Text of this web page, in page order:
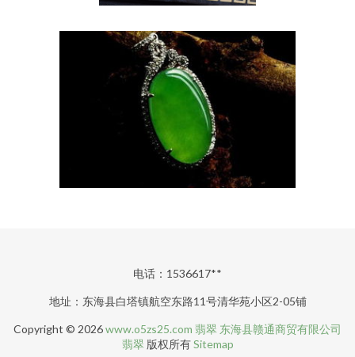
电话：1536617**
地址：东海县白塔镇航空东路11号清华苑小区2-05铺
Copyright © 2026www.o5zs25.com 翡翠 东海县赣通商贸有限公司
翡翠版权所有Sitemap